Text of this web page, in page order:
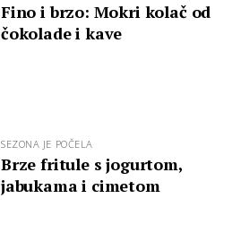
Fino i brzo: Mokri kolač od
čokolade i kave
SEZONA JE POČELA
Brze fritule s jogurtom,
jabukama i cimetom